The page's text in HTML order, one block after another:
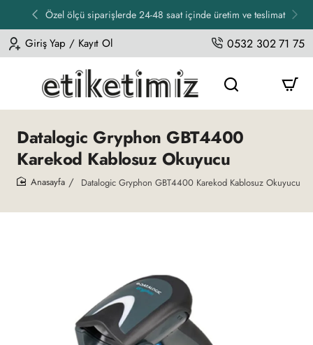
Özel ölçü siparişlerde 24-48 saat içinde üretim ve teslimat
Giriş Yap / Kayıt Ol 0532 302 71 75
Datalogic Gryphon GBT4400
Karekod Kablosuz Okuyucu
Datalogic Gryphon GBT4400 Karekod Kablosuz Okuyucu